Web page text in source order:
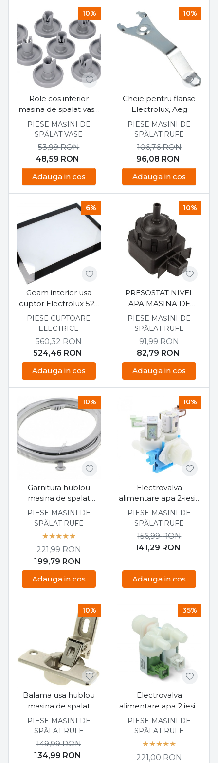
10%
Role cos inferior
masina de spalat vase
Electrolux
50286965004
PIESE MAȘINI DE
SPĂLAT VASE
48,59 RON
53,99RON
Adauga in cos
10%
Cheie pentru flanse
Electrolux, Aeg
PIESE MAȘINI DE
SPĂLAT RUFE
96,08 RON
106,76RON
Adauga in cos
6%
Geam interior usa
cuptor Electrolux 522
mm X 393 mm
PIESE CUPTOARE
ELECTRICE
524,46 RON
560,32RON
Adauga in cos
10%
PRESOSTAT NIVEL
APA MASINA DE
SPALAT ELECTROLUX
3792216032
PIESE MAȘINI DE
SPĂLAT RUFE
82,79 RON
91,99RON
Adauga in cos
10%
Garnitura hublou
masina de spalat
Electrolux
EWS31274SU
PIESE MAȘINI DE
SPĂLAT RUFE
199,79 RON
221,99RON
Adauga in cos
10%
Electrovalva
alimentare apa 2-iesiri
masina de spalat
Electrolux L6FBG41S
PIESE MAȘINI DE
SPĂLAT RUFE
141,29 RON
156,99RON
Adauga in cos
10%
Balama usa hublou
masina de spalat
Electrolux 1245378003
PIESE MAȘINI DE
SPĂLAT RUFE
134,99 RON
149,99RON
35%
Electrovalva
alimentare apa 2 iesiri
masina de spalat
Electrolux, Aeg,
PIESE MAȘINI DE
SPĂLAT RUFE
221,00RON